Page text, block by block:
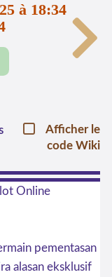
à 18:34
Afficher le
code Wiki